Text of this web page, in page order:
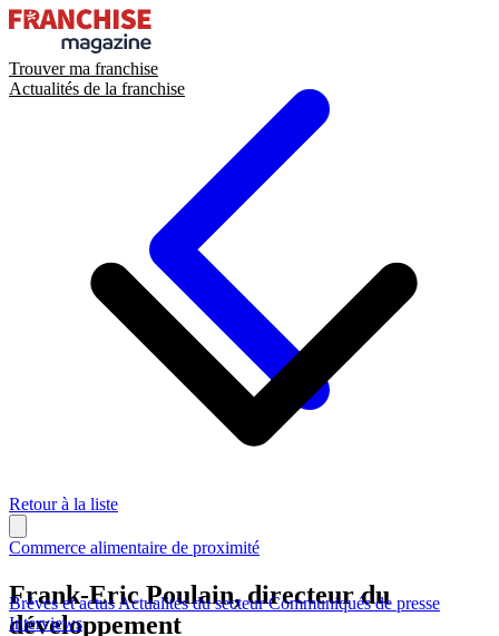
Trouver ma franchise
Actualités de la franchise
Brèves et actusActualités du secteurCommuniqués de presse
Interviews
Retour à la liste
Commerce alimentaire de proximité
Frank-Eric Poulain, directeur du
développement